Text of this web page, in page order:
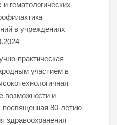
и гематологических
в учреждениях
практическая
участием в
возможности и
посвященная 80-летию
здравоохранения